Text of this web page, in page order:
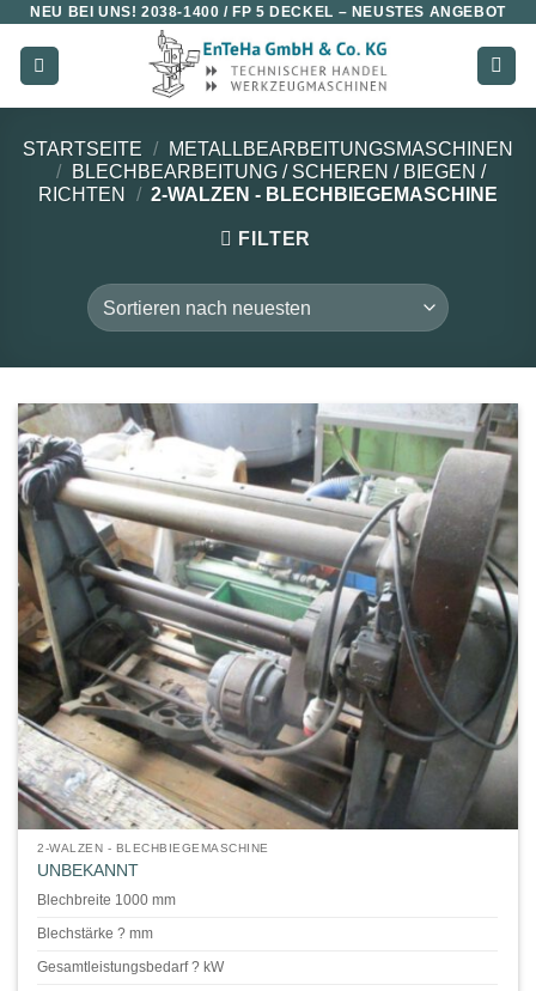
Zum
Inhalt
springen
NEU BEI UNS!2038-1400 / FP 5 DECKEL – NEUSTES ANGEBOT
STARTSEITE /
METALLBEARBEITUNGSMASCHINEN
/
BLECHBEARBEITUNG / SCHEREN / BIEGEN /
RICHTEN
/ 2-WALZEN - BLECHBIEGEMASCHINE
FILTER
2-WALZEN - BLECHBIEGEMASCHINE
UNBEKANNT
Blechbreite 1000 mm
Blechstärke ? mm
Gesamtleistungsbedarf ? kW